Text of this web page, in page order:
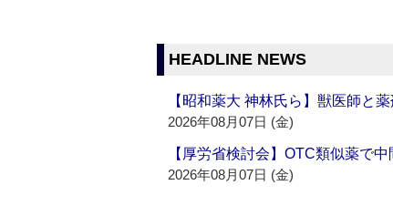
HEADLINE NEWS
【昭和薬大 神林氏ら】獣医師と
2026年08月07日 (金)
【厚労省検討会】OTC類似薬で
2026年08月07日 (金)